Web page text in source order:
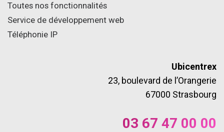
Toutes nos fonctionnalités
Service de développement web
Téléphonie IP
Ubicentrex
23, boulevard de l’Orangerie
67000 Strasbourg
03 67 47 00 00